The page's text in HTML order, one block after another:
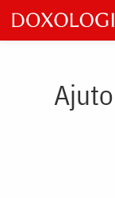
Skip
to
main